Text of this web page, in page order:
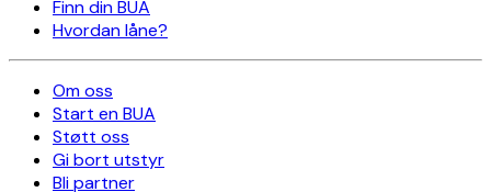
Finn din BUA
Hvordan låne?
Om oss
Start en BUA
Støtt oss
Gi bort utstyr
Bli partner